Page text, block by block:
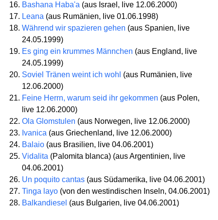
Bashana Haba'a (aus Israel, live 12.06.2000)
Leana (aus Rumänien, live 01.06.1998)
Während wir spazieren gehen (aus Spanien, live
24.05.1999)
Es ging ein krummes Männchen (aus England, live
24.05.1999)
Soviel Tränen weint ich wohl (aus Rumänien, live
12.06.2000)
Feine Herrn, warum seid ihr gekommen (aus Polen,
live 12.06.2000)
Ola Glomstulen (aus Norwegen, live 12.06.2000)
Ivanica (aus Griechenland, live 12.06.2000)
Balaio (aus Brasilien, live 04.06.2001)
Vidalita (Palomita blanca) (aus Argentinien, live
04.06.2001)
Un poquito cantas (aus Südamerika, live 04.06.2001)
Tinga layo (von den westindischen Inseln, 04.06.2001)
Balkandiesel (aus Bulgarien, live 04.06.2001)